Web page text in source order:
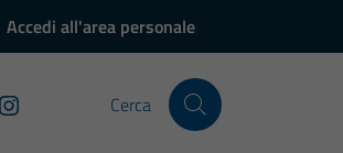
Accedi all'area personale
Cerca